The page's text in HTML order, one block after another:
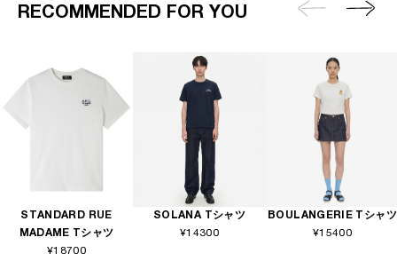
RECOMMENDED FOR YOU
STANDARD RUE
MADAME Tシャツ
¥18700
SOLANA Tシャツ
¥14300
BOULANGERIE Tシャツ
¥15400